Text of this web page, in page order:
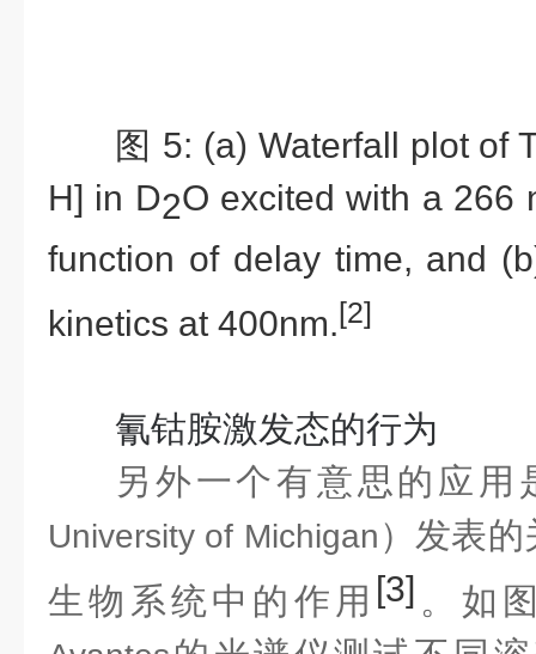
图 5: (a) Waterfall plot of
H] in D­2O excited with a 266
function of delay time, and
kinetics at 400nm.[2]
氰钴胺激发态的行为
另外一个有意思的应用
University of Michigan）发表
生物系统中的作用 [3] 。如